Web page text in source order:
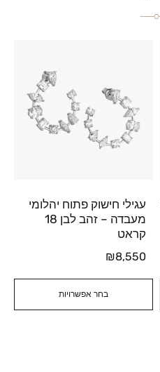
בחר אפשרויות
עגילי חישוק פתוח יהלומי
מעבדה – זהב לבן 18
קראט
₪8,550